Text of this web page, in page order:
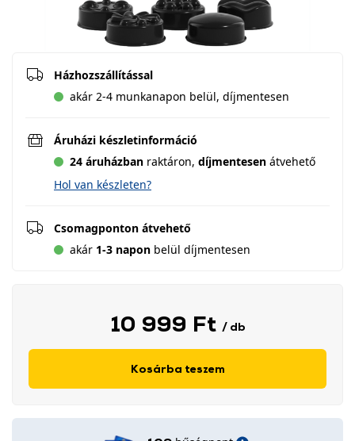
Házhozszállítással
akár 2-4 munkanapon belül, díjmentesen
Áruházi készletinformáció
24 áruházban raktáron, díjmentesen átvehető
Hol van készleten?
Csomagponton átvehető
akár 1-3 napon belül díjmentesen
10 999 Ft / db
Kosárba teszem